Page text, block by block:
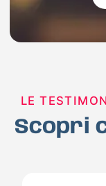
LE
Scopri